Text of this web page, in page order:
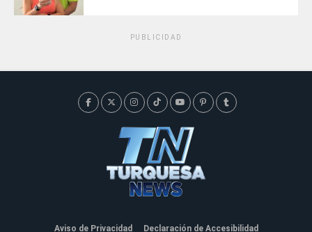
PUBLICIDAD
Aviso de Privacidad Declaración de Accesibilidad